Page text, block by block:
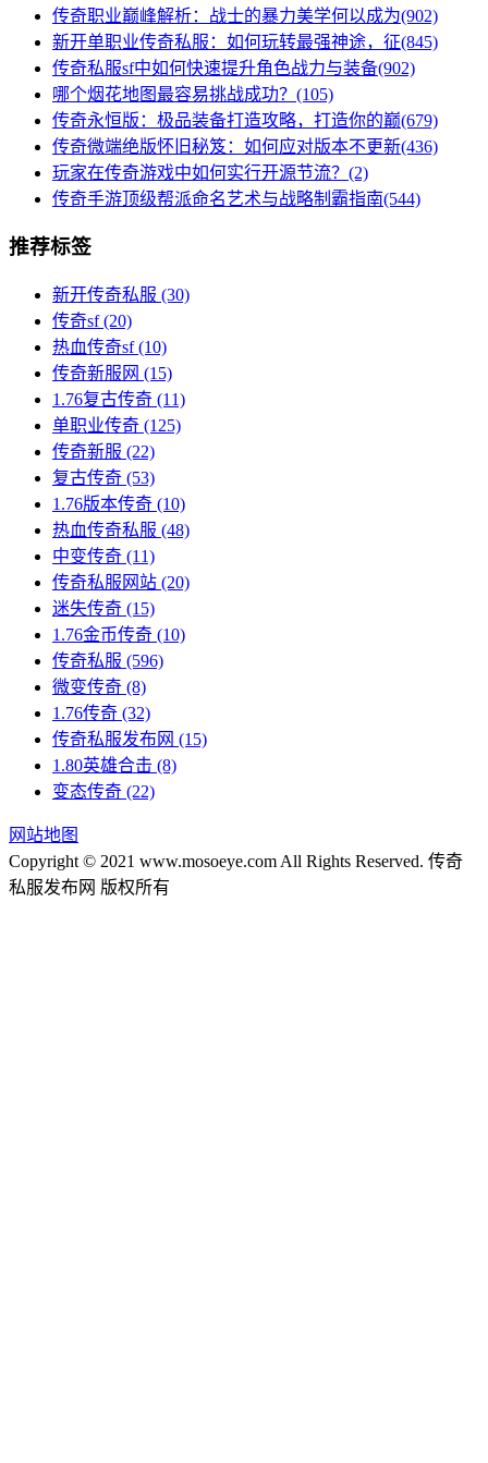
传奇职业巅峰解析：战士的暴力美学何以成为(902)
新开单职业传奇私服：如何玩转最强神途，征(845)
传奇私服sf中如何快速提升角色战力与装备(902)
哪个烟花地图最容易挑战成功？(105)
传奇永恒版：极品装备打造攻略，打造你的巅(679)
传奇微端绝版怀旧秘笈：如何应对版本不更新(436)
玩家在传奇游戏中如何实行开源节流？(2)
传奇手游顶级帮派命名艺术与战略制霸指南(544)
推荐标签
新开传奇私服 (30)
传奇sf(20)
热血传奇sf(10)
传奇新服网 (15)
1.76复古传奇 (11)
单职业传奇 (125)
传奇新服 (22)
复古传奇 (53)
1.76版本传奇 (10)
热血传奇私服 (48)
中变传奇 (11)
传奇私服网站 (20)
迷失传奇 (15)
1.76金币传奇 (10)
传奇私服 (596)
微变传奇 (8)
1.76传奇 (32)
传奇私服发布网 (15)
1.80英雄合击 (8)
变态传奇 (22)
网站地图
Copyright © 2021 www.mosoeye.com All Rights Reserved. 传奇
私服发布网 版权所有